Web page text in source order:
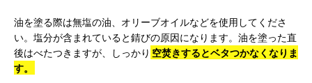
油を塗る際は無塩の油、オリーブオイルなどを使用してくださ
い。塩分が含まれていると錆びの原因になります。油を塗った直
後はべたつきますが、しっかり 空焚きするとベタつかなくなりま
す。